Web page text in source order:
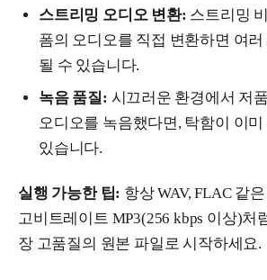
스트리밍 오디오 변환: 스트리밍
폼의 오디오를 직접 변환하면 여
될 수 있습니다.
녹음 품질: 시끄러운 환경에서 저
오디오를 녹음했다면, 탁함이 이
있습니다.
실행 가능한 팁: 항상 WAV, FLAC 같
고비트레이트 MP3(256 kbps 이상)처
장 고품질의 원본 파일로 시작하세요.